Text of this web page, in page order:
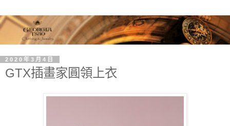
2020年3月4日
GTX插畫家圓領上衣